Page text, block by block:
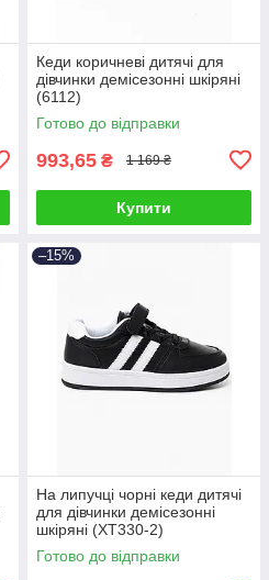
Кеди коричневі дитячі для
дівчинки демісезонні шкіряні
(6112)
Готово до відправки
993,65 ₴ 1 169 ₴
Купити
–15%
На липучці чорні кеди дитячі
для дівчинки демісезонні
шкіряні (XT330-2)
Готово до відправки